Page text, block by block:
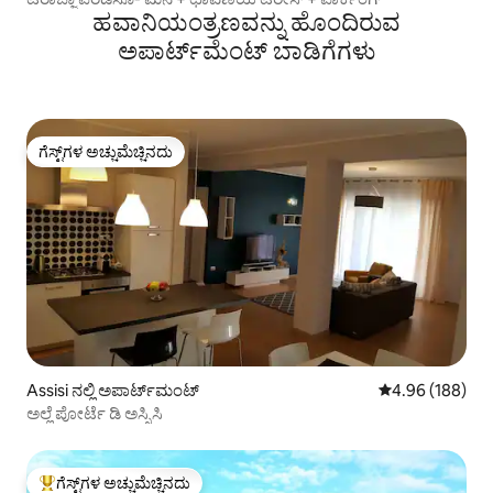
ಹವಾನಿಯಂತ್ರಣವನ್ನು ಹೊಂದಿರುವ
ಅಪಾರ್ಟ್‌ಮೆಂಟ್‌ ಬಾಡಿಗೆಗಳು
ಗೆಸ್ಟ್‌ಗಳ ಅಚ್ಚುಮೆಚ್ಚಿನದು
ಗೆಸ್ಟ್‌ಗಳ ಅಚ್ಚುಮೆಚ್ಚಿನದು
Assisi ನಲ್ಲಿ ಅಪಾರ್ಟ್‌ಮಂಟ್ 5 ರಲ್ಲಿ 4.96
4.96 (188)
ಅಲ್ಲೆ ಪೋರ್ಟೆ ಡಿ ಅಸ್ಸಿಸಿ
ಗೆಸ್ಟ್‌ಗಳ ಅಚ್ಚುಮೆಚ್ಚಿನದು